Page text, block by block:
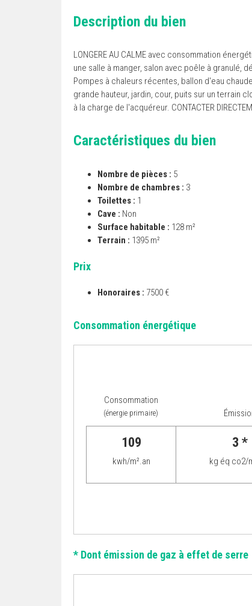
Description du bien
LONGERE AU CALME avec consommation
une salle à manger, salon avec poêle à granulé,
Pompes à chaleurs récentes, ballon d'eau
grande hauteur, jardin, cour, puits sur un terrain
à la charge de l'acquéreur. CONTACTER
Caractéristiques du bien
Nombre de pièces : 5
Nombre de chambres : 3
Toilettes : 1
Cave : Non
Surface habitable : 128 m²
Terrain : 1395 m²
Prix
Honoraires : 7500 €
Consommation énergétique
Consommation
(énergie primaire)
109
kwh/m².an
3 *
kg éq co2/
* Dont émission de gaz à effet de serre